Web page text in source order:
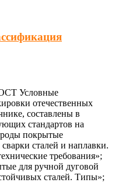
Условные
отечественных
составлены в
стандартов на
покрытые
сталей и наплавки.
требования»;
для ручной дуговой
сталей. Типы»;